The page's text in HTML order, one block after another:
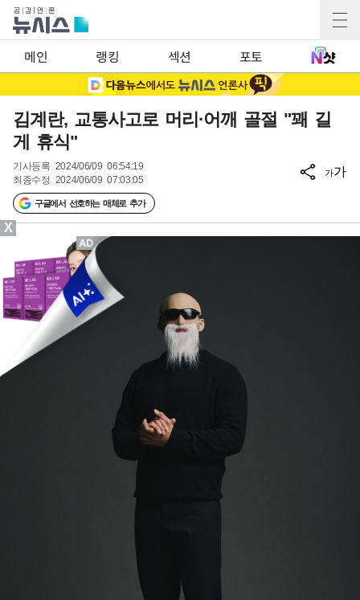
메인 랭킹 섹션 포토
김계란, 교통사고로 머리·어깨 골절 "꽤 길
게 휴식"
기사등록 2024/06/09 06:54:19
최종수정 2024/06/09 07:03:05
구글에서 선호하는 매체로 추가
가가
X